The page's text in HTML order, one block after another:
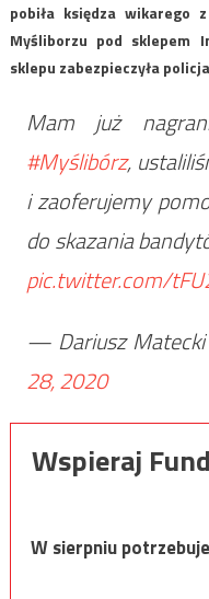
pobiła księdza wikarego
Myśliborzu pod sklepem
sklepu zabezpieczyła
Mam już
#Myślibórz,
i zaoferujemy
do skazania
pic.twitter.com/
— Dariusz Matecki
28, 2020
Wspieraj
W sierpniu